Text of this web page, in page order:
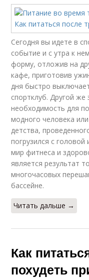
Сегодня вы идете в
событие и с утра к
форму, отложив на
кафе, приготовив
дня быстро
спортклуб. Другой же
необходимость для
модного человека
детства,
погрузился с
мир фитнеса и
является результат
многочасовых
бассейне.
Читать дальше →
Как
похудеть